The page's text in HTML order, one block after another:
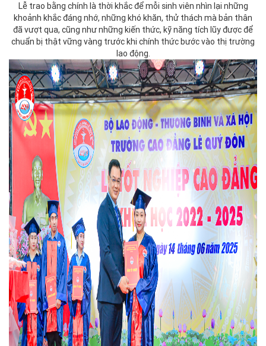
Lễ trao bằng chính là thời khắc để mỗi sinh viên nhìn lại những
khoảnh khắc đáng nhớ, những khó khăn, thử thách mà bản thân
đã vượt qua, cũng như những kiến thức, kỹ năng tích lũy được để
chuẩn bị thật vững vàng trước khi chính thức bước vào thị trường
lao động.